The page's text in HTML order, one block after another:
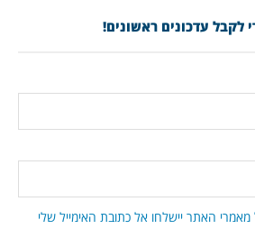
לקבל עדכונים ראשונים!
האתר יישלחו אל כתובת האימייל שלי